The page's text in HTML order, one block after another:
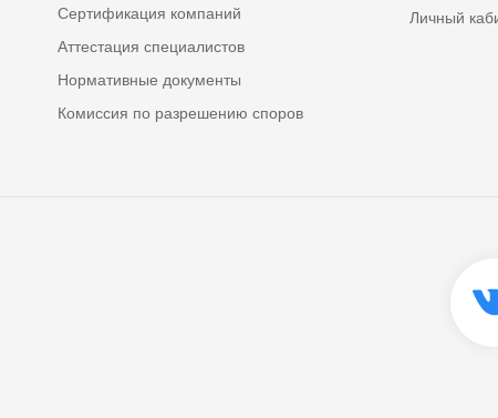
Сертификация компаний
Аттестация специалистов
Нормативные документы
Комиссия по разрешению споров
Личный